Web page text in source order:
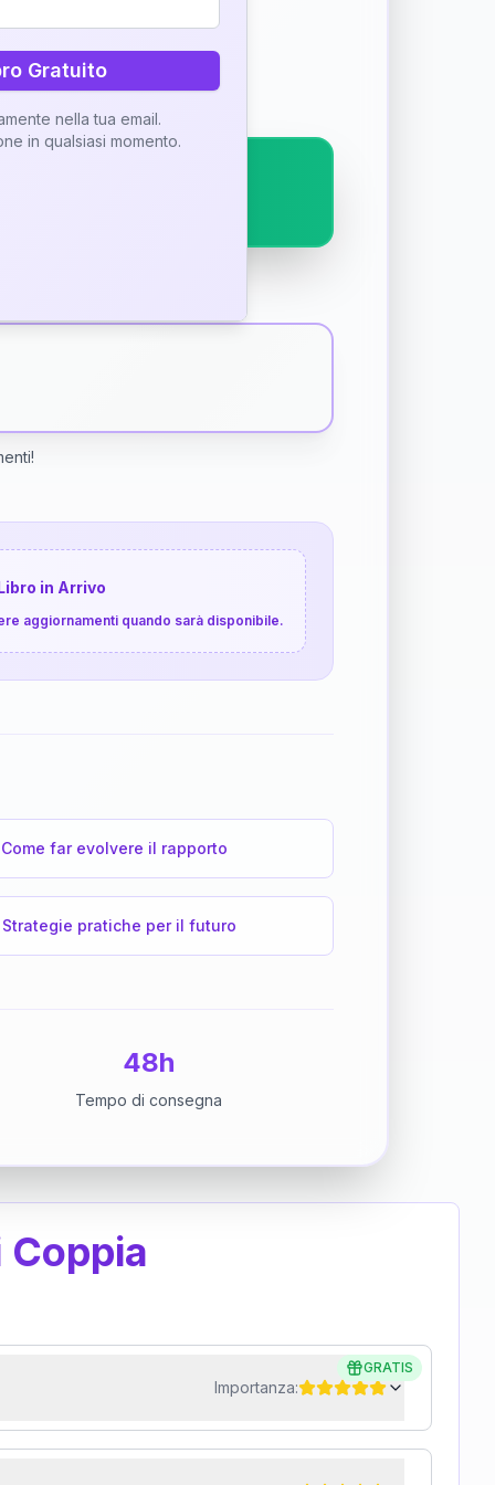
interpretazione
in Arrivo
aggiornamenti quando sarà disponibile.
Come far evolvere il rapporto
Strategie pratiche per il futuro
48h
Tempo di consegna
GRATIS
Importanza:
Gratuito
nella tua email.
in qualsiasi momento.